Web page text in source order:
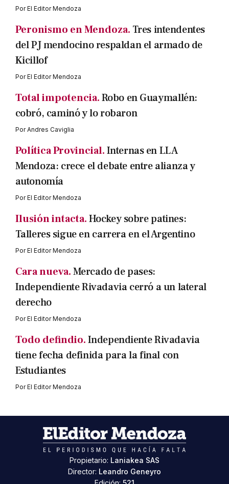
PorEl Editor Mendoza
Peronismo en Mendoza. Tres intendentes
del PJ mendocino respaldan el armado de
Kicillof
PorEl Editor Mendoza
Total impotencia.Robo en Guaymallén:
cobró, caminó y lo robaron
PorAndres Caviglia
Política Provincial.Internas en LLA
Mendoza: crece el debate entre alianza y
autonomía
PorEl Editor Mendoza
Ilusión intacta.Hockey sobre patines:
Talleres sigue en carrera en el Argentino
PorEl Editor Mendoza
Cara nueva.Mercado de pases:
Independiente Rivadavia cerró a un lateral
derecho
PorEl Editor Mendoza
Todo defindio.Independiente Rivadavia
tiene fecha definida para la final con
Estudiantes
PorEl Editor Mendoza
Propietario: Laniakea SAS
Director: Leandro Geneyro